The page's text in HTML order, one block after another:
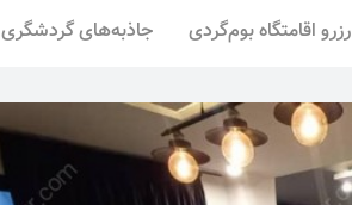
رزرو اقامتگاه بوم‌گردی جاذبه‌های گردشگری